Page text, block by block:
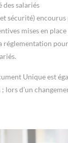
des salariés
sécurité)
mises en
réglementation
Unique est
lors d’un